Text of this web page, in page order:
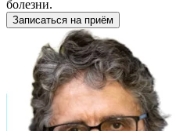
болезни.
Записаться на приём